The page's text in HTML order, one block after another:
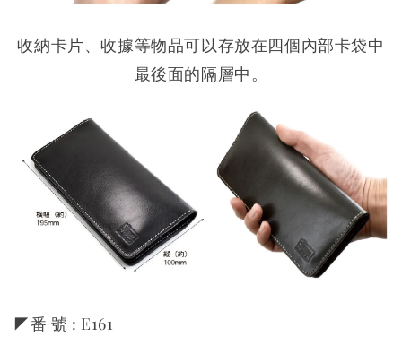
收納卡片、收據等物品可以存放在四個內部卡袋中
最後面的隔層中。
◤番 號 : E161